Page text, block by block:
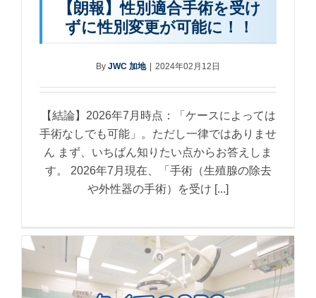
【朗報】性別適合手術を受け
ずに性別変更が可能に！！
By JWC 加地 | 2024年02月12日
【結論】2026年7月時点：「ケースによっては
手術なしでも可能」。ただし一律ではありませ
ん まず、いちばん知りたい点からお答えしま
す。 2026年7月現在、「手術（生殖腺の除去
や外性器の手術）を受け [...]